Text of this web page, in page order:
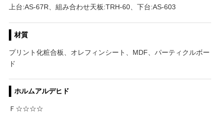
上台:AS-67R、組み合わせ天板:TRH-60、下台:AS-603
材質
プリント化粧合板、オレフィンシート、MDF、パーティクルボー
ド
ホルムアルデヒド
Ｆ☆☆☆☆